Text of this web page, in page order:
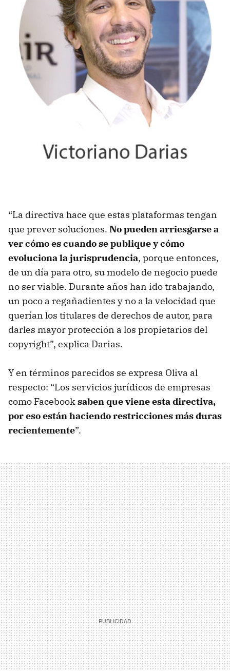
“La directiva hace que estas plataformas tengan
que prever soluciones. No pueden arriesgarse a
ver cómo es cuando se publique y cómo
evoluciona la jurisprudencia, porque entonces,
de un día para otro, su modelo de negocio puede
no ser viable. Durante años han ido trabajando,
un poco a regañadientes y no a la velocidad que
querían los titulares de derechos de autor, para
darles mayor protección a los propietarios del
copyright”, explica Darias.
Y en términos parecidos se expresa Oliva al
respecto: “Los servicios jurídicos de empresas
como Facebooksaben que viene esta directiva,
por eso están haciendo restricciones más duras
recientemente”.